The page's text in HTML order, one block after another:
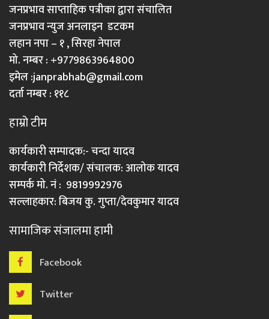
जनप्रभाव साप्ताहिक पत्रीका द्वारा संचालित
जनप्रभाव न्युज अनलाइन डटकम
लहान नपा – १ , सिरहा नेपाल
मो. नम्बर : +9779863964800
इमेल :janprabhab@gmail.com
दर्ता नम्बर : ११८
हाम्रो टीम
कार्यकारी सम्पादक:- चन्दा यादव
कार्यकारी निर्देशक/ संचालक: आलोक यादव
सम्पर्क मो. नं : 9819992976
सल्लाहकार: बिजय कु. गुप्ता/देवकुमार यादव
सामाजिक संजालमा हामी
Facebook
Twitter